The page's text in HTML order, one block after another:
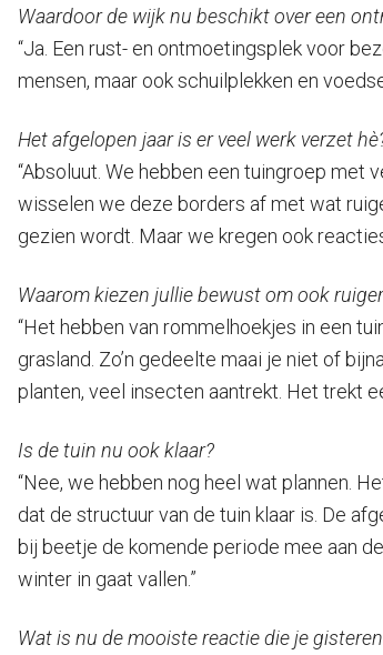
Waardoor de wijk nu beschikt over een
“Ja. Een rust- en ontmoetingsplek voor
mensen, maar ook schuilplekken en
Het afgelopen jaar is er veel werk verzet
“Absoluut. We hebben een tuingroep
wisselen we deze borders af met wat
gezien wordt. Maar we kregen ook
Waarom kiezen jullie bewust om ook
“Het hebben van rommelhoekjes in een
grasland. Zo’n gedeelte maai je niet of
planten, veel insecten aantrekt. Het trekt
Is de tuin nu ook klaar?
“Nee, we hebben nog heel wat plannen.
dat de structuur van de tuin klaar is. De
bij beetje de komende periode mee aan
winter in gaat vallen.”
Wat is nu de mooiste reactie die je